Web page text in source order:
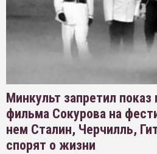
Минкульт запретил показ
фильма Сокурова на
нем Сталин, Черчилль,
спорят о жизни